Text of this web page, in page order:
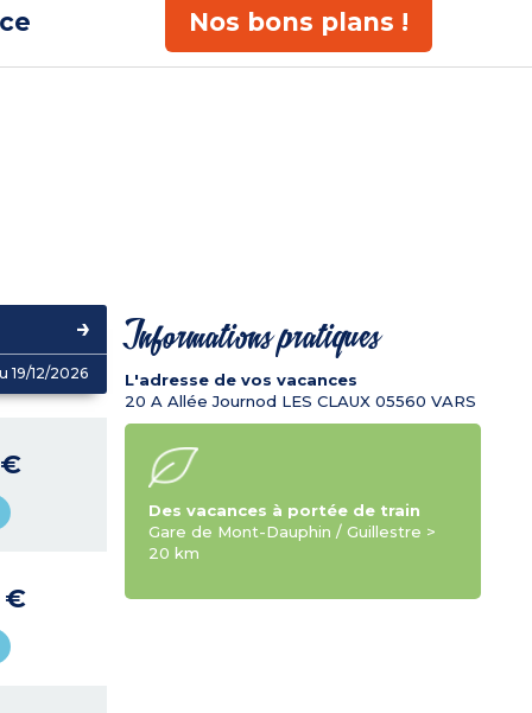
Nos bons plans !
19/12/2026
€
Informations pratiques
L'adresse de vos vacances
20 A Allée Journod LES CLAUX 05560 VARS
Des vacances à portée de train
Gare de Mont-Dauphin / Guillestre >
20 km